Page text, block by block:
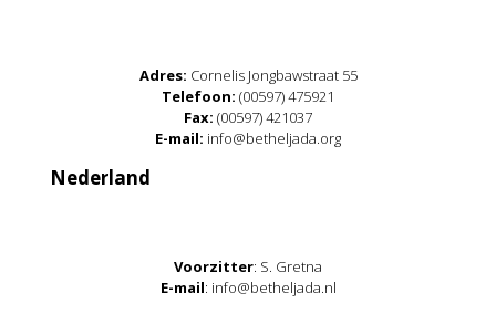
Adres: Cornelis Jongbawstraat 55
Telefoon: (00597) 475921
Fax: (00597) 421037
E-mail: info@betheljada.org
Nederland
Voorzitter: S. Gretna
E-mail: info@betheljada.nl